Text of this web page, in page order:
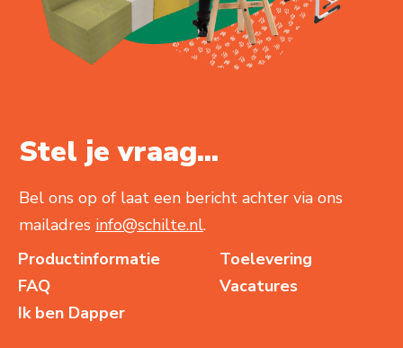
Stel je vraag...
Bel ons op of laat een bericht achter via ons
mailadres info@schilte.nl.
Productinformatie
Toelevering
FAQ
Vacatures
Ik ben Dapper